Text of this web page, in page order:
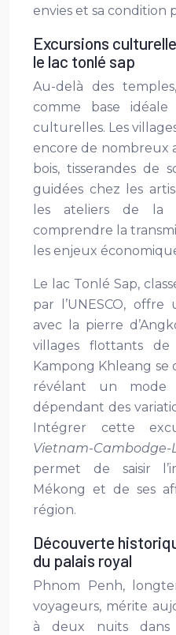
envies et sa condition
Excursions
le lac tonlé sap
Au-delà des
comme base
culturelles. Les
encore de nombreux
bois, tisserandes de
guidées chez les
les ateliers de la
comprendre la
les enjeux
Le lac Tonlé Sap,
par l’UNESCO, offre
avec la pierre
villages flottants
Kampong Khleang
révélant un mode
dépendant des
Intégrer cette
Vietnam-Cambodge-
permet de saisir
Mékong et de ses
région.
Découverte
du palais royal
Phnom Penh,
voyageurs, mérite
à deux nuits dans